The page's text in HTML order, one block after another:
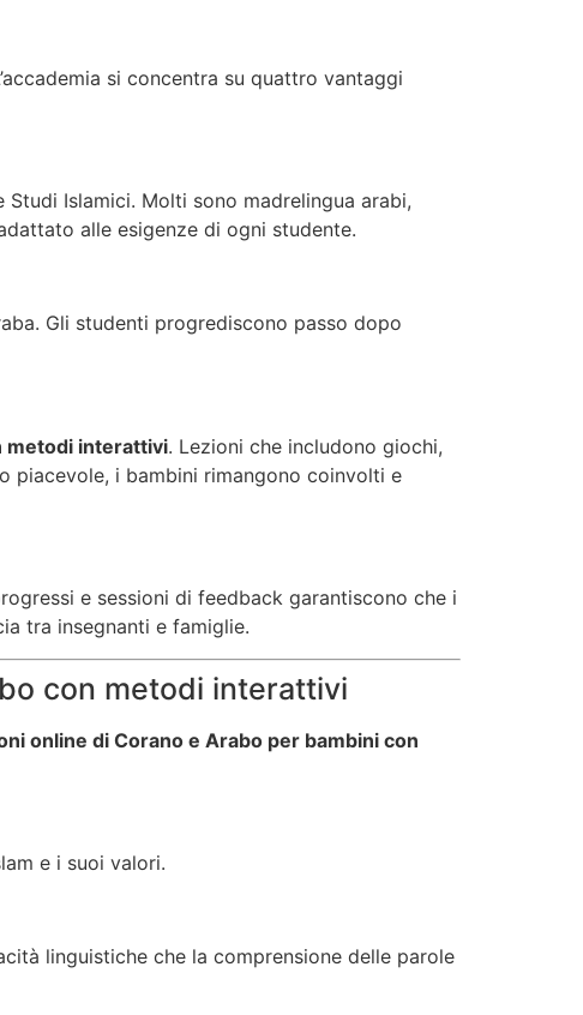
si concentra su quattro vantaggi
Islamici. Molti sono madrelingua arabi,
alle esigenze di ogni studente.
Gli studenti progrediscono passo dopo
metodi interattivi. Lezioni che includono giochi,
piacevole, i bambini rimangono coinvolti e
e sessioni di feedback garantiscono che i
tra insegnanti e famiglie.
con metodi interattivi
online di Corano e Arabo per bambini con
e i suoi valori.
linguistiche che la comprensione delle parole